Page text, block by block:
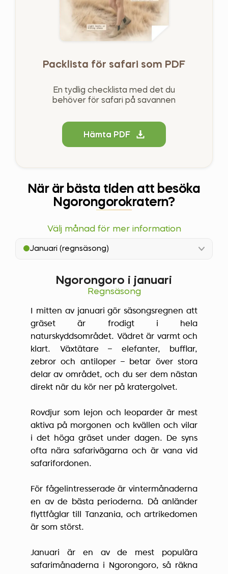
Packlista för safari som PDF
En tydlig checklista med det du
behöver för safari på savannen
Hämta PDF
När är bästa tiden att besöka
Ngorongorokratern?
Välj månad för mer information
Januari (regnsäsong)
Ngorongoro i januari
Regnsäsong
I mitten av januari gör säsongsregnen att
gräset är frodigt i hela
naturskyddsområdet. Vädret är varmt och
klart. Växtätare – elefanter, bufflar,
zebror och antiloper – betar över stora
delar av området, och du ser dem nästan
direkt när du kör ner på kratergolvet.
Rovdjur som lejon och leoparder är mest
aktiva på morgonen och kvällen och vilar
i det höga gräset under dagen. De syns
ofta nära safarivägarna och är vana vid
safarifordonen.
För fågelintresserade är vintermånaderna
en av de bästa perioderna. Då anländer
flyttfåglar till Tanzania, och artrikedomen
är som störst.
Januari är en av de mest populära
safarimånaderna i Ngorongoro, så räkna